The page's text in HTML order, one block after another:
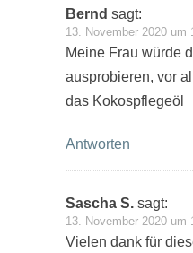
Bernd sagt:
13. November 2020 um
Meine Frau würde
ausprobieren, vor
das Kokospflegeöl
Antworten
Sascha S. sagt:
13. November 2020 um
Vielen dank für